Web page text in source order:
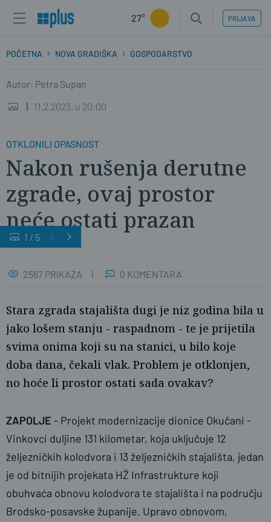
27° PRIJAVA
POČETNA NOVA GRADIŠKA GOSPODARSTVO
Autor: Petra Supan
11.2.2023. u 20:00
OTKLONILI OPASNOST
Nakon rušenja derutne
zgrade, ovaj prostor
neće ostati prazan
P.S./PLUS
1 / 5
2567 PRIKAZA 0 KOMENTARA
Stara zgrada stajališta dugi je niz godina bila u
jako lošem stanju - raspadnom - te je prijetila
svima onima koji su na stanici, u bilo koje
doba dana, čekali vlak. Problem je otklonjen,
no hoće li prostor ostati sada ovakav?
ZAPOLJE - Projekt modernizacije dionice Okučani -
Vinkovci duljine 131 kilometar, koja uključuje 12
željezničkih kolodvora i 13 željezničkih stajališta, jedan
je od bitnijih projekata HŽ Infrastrukture koji
obuhvaća obnovu kolodvora te stajališta i na području
Brodsko-posavske županije. Upravo obnovom,